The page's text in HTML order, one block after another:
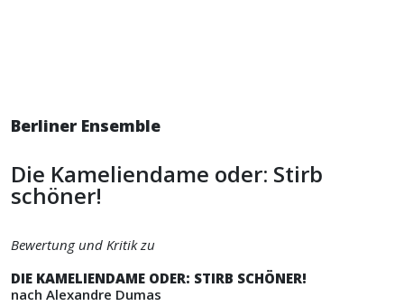
Berliner Ensemble
Die Kameliendame oder: Stirb
schöner!
Bewertung und Kritik zu
DIE KAMELIENDAME ODER: STIRB SCHÖNER!
nach Alexandre Dumas